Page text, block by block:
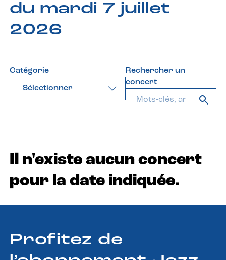
du mardi 7 juillet
2026
Catégorie
Sélectionner
Rechercher un
concert
Il n'existe aucun concert
pour la date indiquée.
Profitez de